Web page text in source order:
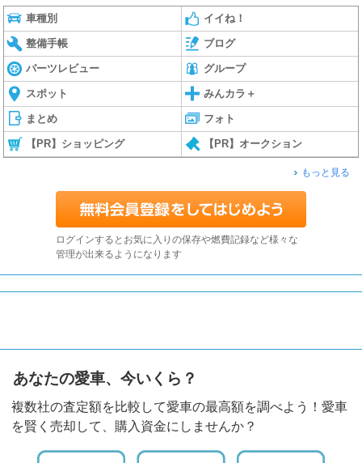
車種別 イイね！
整備手帳 ブログ
パーツレビュー グループ
スポット みんカラ＋
まとめ フォト
【PR】ショッピング 【PR】オークション
もっと見る
ログインするとお気に入りの保存や燃費記録など様々な
管理が出来るようになります
あなたの愛車、今いくら？
複数社の査定額を比較して愛車の最高額を調べよう！愛車
を賢く売却して、購入資金にしませんか？